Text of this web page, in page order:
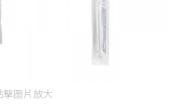
擊圖片放大